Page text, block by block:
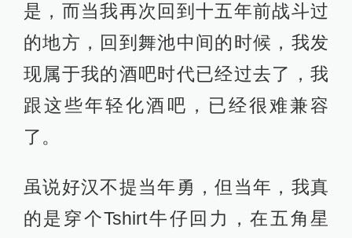
是，而当我再次回到十五年前战斗过
的地方，回到舞池中间的时候，我发
现属于我的酒吧时代已经过去了，我
跟这些年轻化酒吧，已经很难兼容
了。
虽说好汉不提当年勇，但当年，我真
的是穿个Tshirt牛仔回力，在五角星